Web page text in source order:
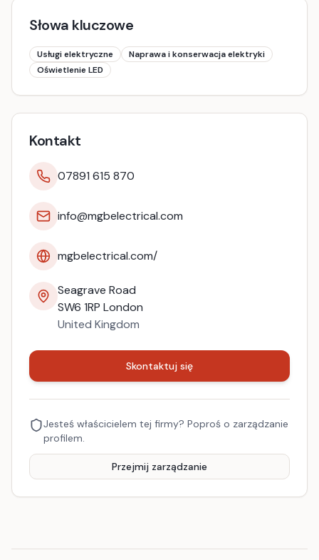
Słowa kluczowe
Usługi elektryczne
Naprawa i konserwacja elektryki
Oświetlenie LED
Kontakt
07891 615 870
info@mgbelectrical.com
mgbelectrical.com/
Seagrave Road
SW6 1RP London
United Kingdom
Skontaktuj się
Jesteś właścicielem tej firmy? Poproś o zarządzanie
profilem.
Przejmij zarządzanie